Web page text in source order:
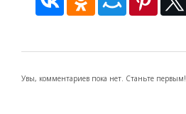
Увы, комментариев пока нет. Станьте первым!